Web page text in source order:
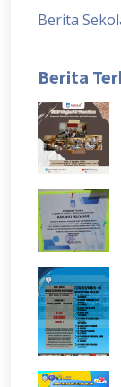
Berita
Berita